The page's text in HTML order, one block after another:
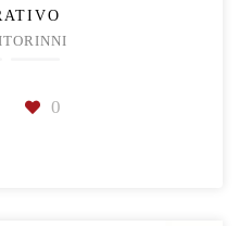
0